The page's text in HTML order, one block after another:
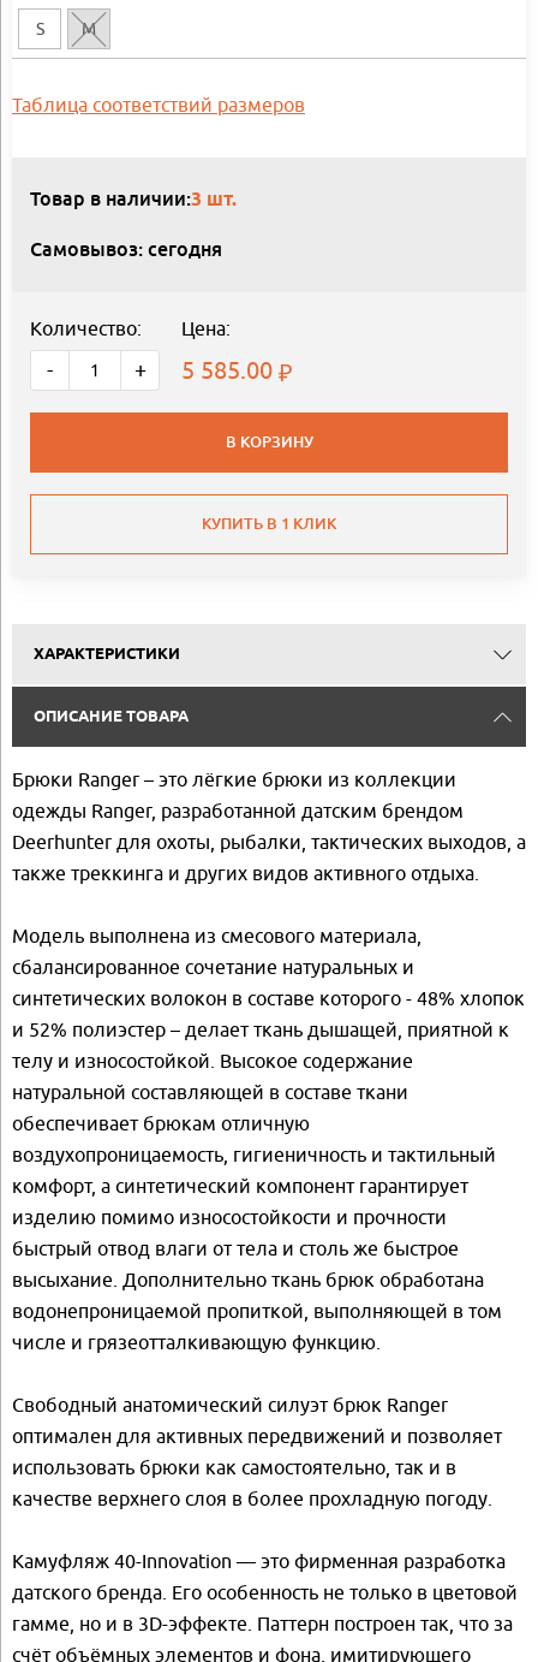
S M
Таблица соответствий размеров
Товар в наличии:3 шт.
Самовывоз: сегодня
Количество:
- +
Цена:
5 585.00
В КОРЗИНУ
КУПИТЬ В 1 КЛИК
ХАРАКТЕРИСТИКИ
ОПИСАНИЕ ТОВАРА
Брюки Ranger – это лёгкие брюки из коллекции
одежды Ranger, разработанной датским брендом
Deerhunter для охоты, рыбалки, тактических выходов, а
также треккинга и других видов активного отдыха.
Модель выполнена из смесового материала,
сбалансированное сочетание натуральных и
синтетических волокон в составе которого - 48% хлопок
и 52% полиэстер – делает ткань дышащей, приятной к
телу и износостойкой. Высокое содержание
натуральной составляющей в составе ткани
обеспечивает брюкам отличную
воздухопроницаемость, гигиеничность и тактильный
комфорт, а синтетический компонент гарантирует
изделию помимо износостойкости и прочности
быстрый отвод влаги от тела и столь же быстрое
высыхание. Дополнительно ткань брюк обработана
водонепроницаемой пропиткой, выполняющей в том
числе и грязеотталкивающую функцию.
Свободный анатомический силуэт брюк Ranger
оптимален для активных передвижений и позволяет
использовать брюки как самостоятельно, так и в
качестве верхнего слоя в более прохладную погоду.
Камуфляж 40-Innovation — это фирменная разработка
датского бренда. Его особенность не только в цветовой
гамме, но и в 3D-эффекте. Паттерн построен так, что за
счёт объёмных элементов и фона, имитирующего